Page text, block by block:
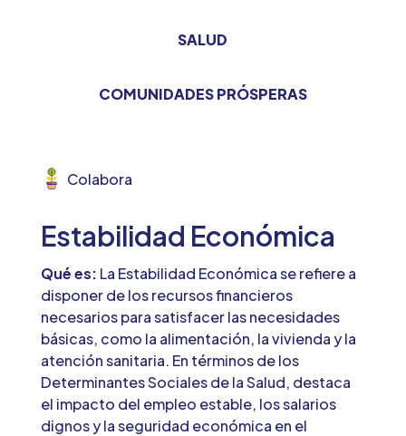
SALUD
COMUNIDADES PRÓSPERAS
Colabora
Estabilidad Económica
Qué es: La Estabilidad Económica se refiere a
disponer de los recursos financieros
necesarios para satisfacer las necesidades
básicas, como la alimentación, la vivienda y la
atención sanitaria. En términos de los
Determinantes Sociales de la Salud, destaca
el impacto del empleo estable, los salarios
dignos y la seguridad económica en el